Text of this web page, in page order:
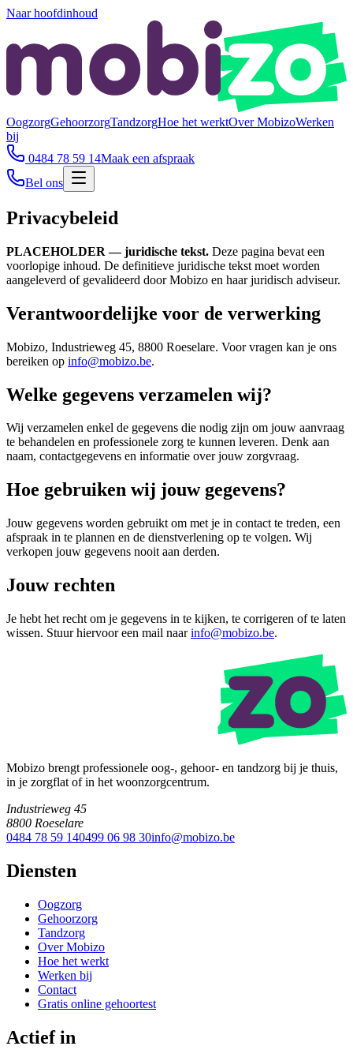
Naar hoofdinhoud
OogzorgGehoorzorgTandzorgHoe het werktOver MobizoWerken
bij
0484 78 59 14Maak een afspraak
Bel ons
Privacybeleid
PLACEHOLDER — juridische tekst. Deze pagina bevat een
voorlopige inhoud. De definitieve juridische tekst moet worden
aangeleverd of gevalideerd door Mobizo en haar juridisch adviseur.
Verantwoordelijke voor de verwerking
Mobizo, Industrieweg 45, 8800 Roeselare. Voor vragen kan je ons
bereiken op info@mobizo.be.
Welke gegevens verzamelen wij?
Wij verzamelen enkel de gegevens die nodig zijn om jouw aanvraag
te behandelen en professionele zorg te kunnen leveren. Denk aan
naam, contactgegevens en informatie over jouw zorgvraag.
Hoe gebruiken wij jouw gegevens?
Jouw gegevens worden gebruikt om met je in contact te treden, een
afspraak in te plannen en de dienstverlening op te volgen. Wij
verkopen jouw gegevens nooit aan derden.
Jouw rechten
Je hebt het recht om je gegevens in te kijken, te corrigeren of te laten
wissen. Stuur hiervoor een mail naar info@mobizo.be.
Mobizo brengt professionele oog-, gehoor- en tandzorg bij je thuis,
in je zorgflat of in het woonzorgcentrum.
Industrieweg 45
8800 Roeselare
0484 78 59 140499 06 98 30info@mobizo.be
Diensten
Oogzorg
Gehoorzorg
Tandzorg
Over Mobizo
Hoe het werkt
Werken bij
Contact
Gratis online gehoortest
Actief in